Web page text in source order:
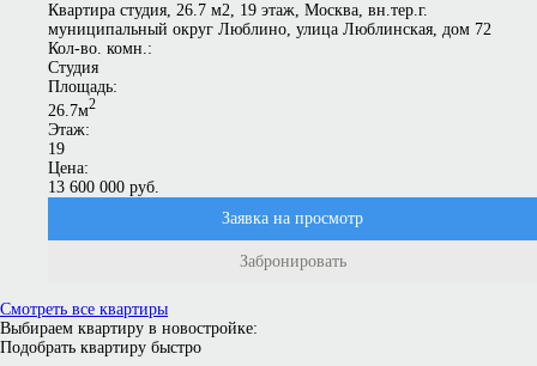
Квартира студия, 26.7 м2, 19 этаж, Москва, вн.тер.г.
муниципальный округ Люблино, улица Люблинская, дом 72
Кол-во. комн.:
Студия
Площадь:
26.7м2
Этаж:
19
Цена:
13 600 000 руб.
Заявка на просмотр
Забронировать
Смотреть все квартиры
Выбираем квартиру в новостройке:
Подобрать квартиру быстро